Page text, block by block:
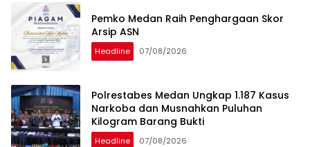
Pemko Medan Raih Penghargaan Skor
Arsip ASN
Headline 07/08/2026
Polrestabes Medan Ungkap 1.187 Kasus
Narkoba dan Musnahkan Puluhan
Kilogram Barang Bukti
Headline 07/08/2026